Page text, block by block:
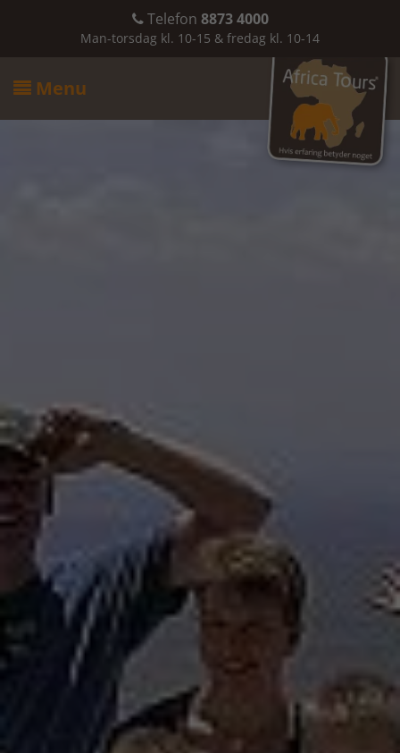
Telefon 8873 4000
Man-torsdag kl. 10-15 & fredag kl. 10-14
 Menu